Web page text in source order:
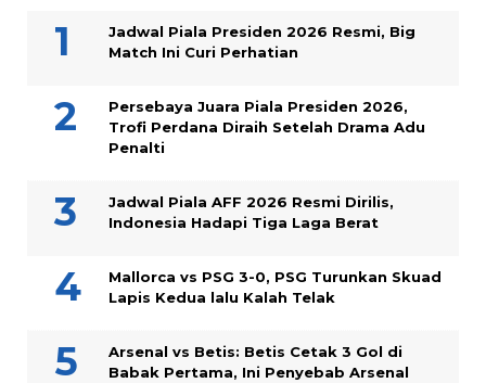
Jadwal Piala Presiden 2026 Resmi, Big
Match Ini Curi Perhatian
Persebaya Juara Piala Presiden 2026,
Trofi Perdana Diraih Setelah Drama Adu
Penalti
Jadwal Piala AFF 2026 Resmi Dirilis,
Indonesia Hadapi Tiga Laga Berat
Mallorca vs PSG 3-0, PSG Turunkan Skuad
Lapis Kedua lalu Kalah Telak
Arsenal vs Betis: Betis Cetak 3 Gol di
Babak Pertama, Ini Penyebab Arsenal